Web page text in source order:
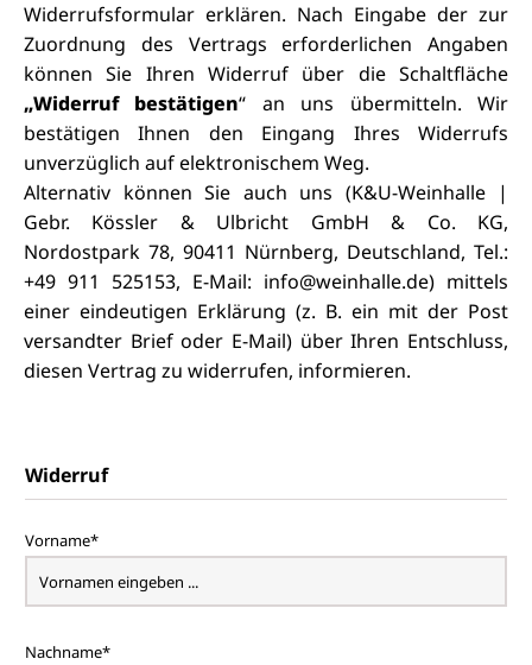
Widerrufsformular erklären. Nach Eingabe der zur
Zuordnung des Vertrags erforderlichen Angaben
können Sie Ihren Widerruf über die Schaltfläche
„Widerruf bestätigen“ an uns übermitteln. Wir
bestätigen Ihnen den Eingang Ihres Widerrufs
unverzüglich auf elektronischem Weg.
Alternativ können Sie auch uns (K&U-Weinhalle |
Gebr. Kössler & Ulbricht GmbH & Co. KG,
Nordostpark 78, 90411 Nürnberg, Deutschland, Tel.:
+49 911 525153, E-Mail: info@weinhalle.de) mittels
einer eindeutigen Erklärung (z. B. ein mit der Post
versandter Brief oder E-Mail) über Ihren Entschluss,
diesen Vertrag zu widerrufen, informieren.
Widerruf
Vorname*
Nachname*